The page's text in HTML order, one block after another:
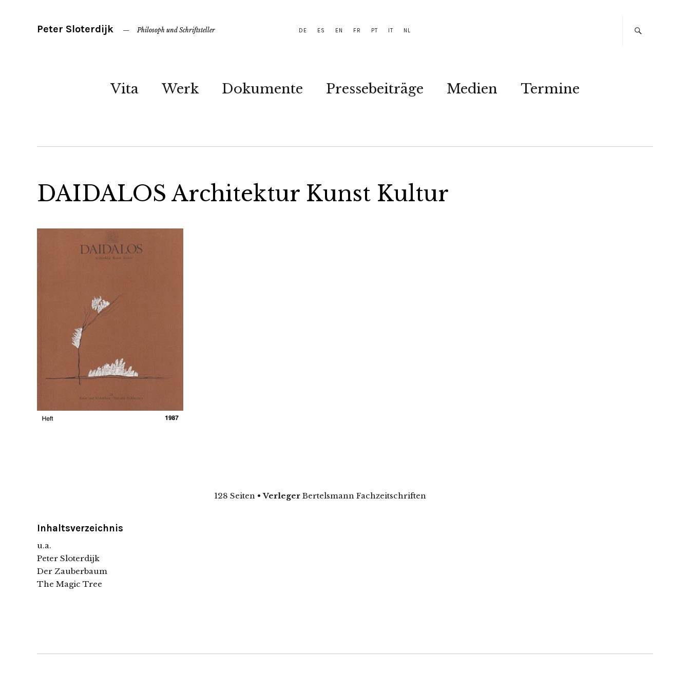
DE ES EN FR PT IT NL
Peter Sloterdijk Philosoph und Schriftsteller
Vita Werk Dokumente Pressebeiträge Medien Termine
DAIDALOS Architektur Kunst Kultur
128 Seiten • Verleger Bertelsmann Fachzeitschriften
Inhaltsverzeichnis
u.a.
Peter Sloterdijk
Der Zauberbaum
The Magic Tree